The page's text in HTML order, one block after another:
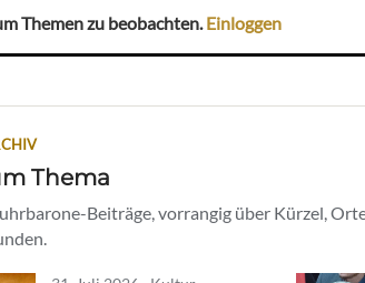
Themen zu beobachten.Einloggen
Thema
Beiträge, vorrangig über Kürzel,